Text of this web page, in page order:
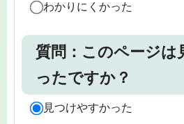
わかりにくかった
質問：このページは
ったですか？
見つけやすかった